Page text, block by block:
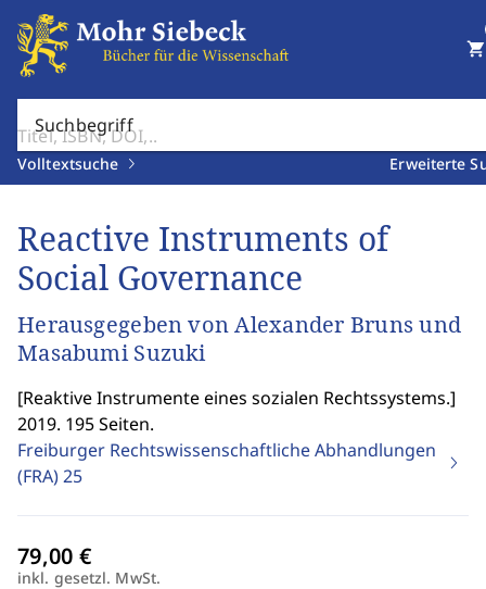
Suchbegriff
Volltextsuche Erweiterte
shopping_cart
Reactive Instruments of
Social Governance
Herausgegeben von Alexander Bruns und
Masabumi Suzuki
[Reaktive Instrumente eines sozialen Rechtssystems.]
2019. 195 Seiten.
Freiburger Rechtswissenschaftliche Abhandlungen
(FRA)25
inkl. gesetzl. MwSt.